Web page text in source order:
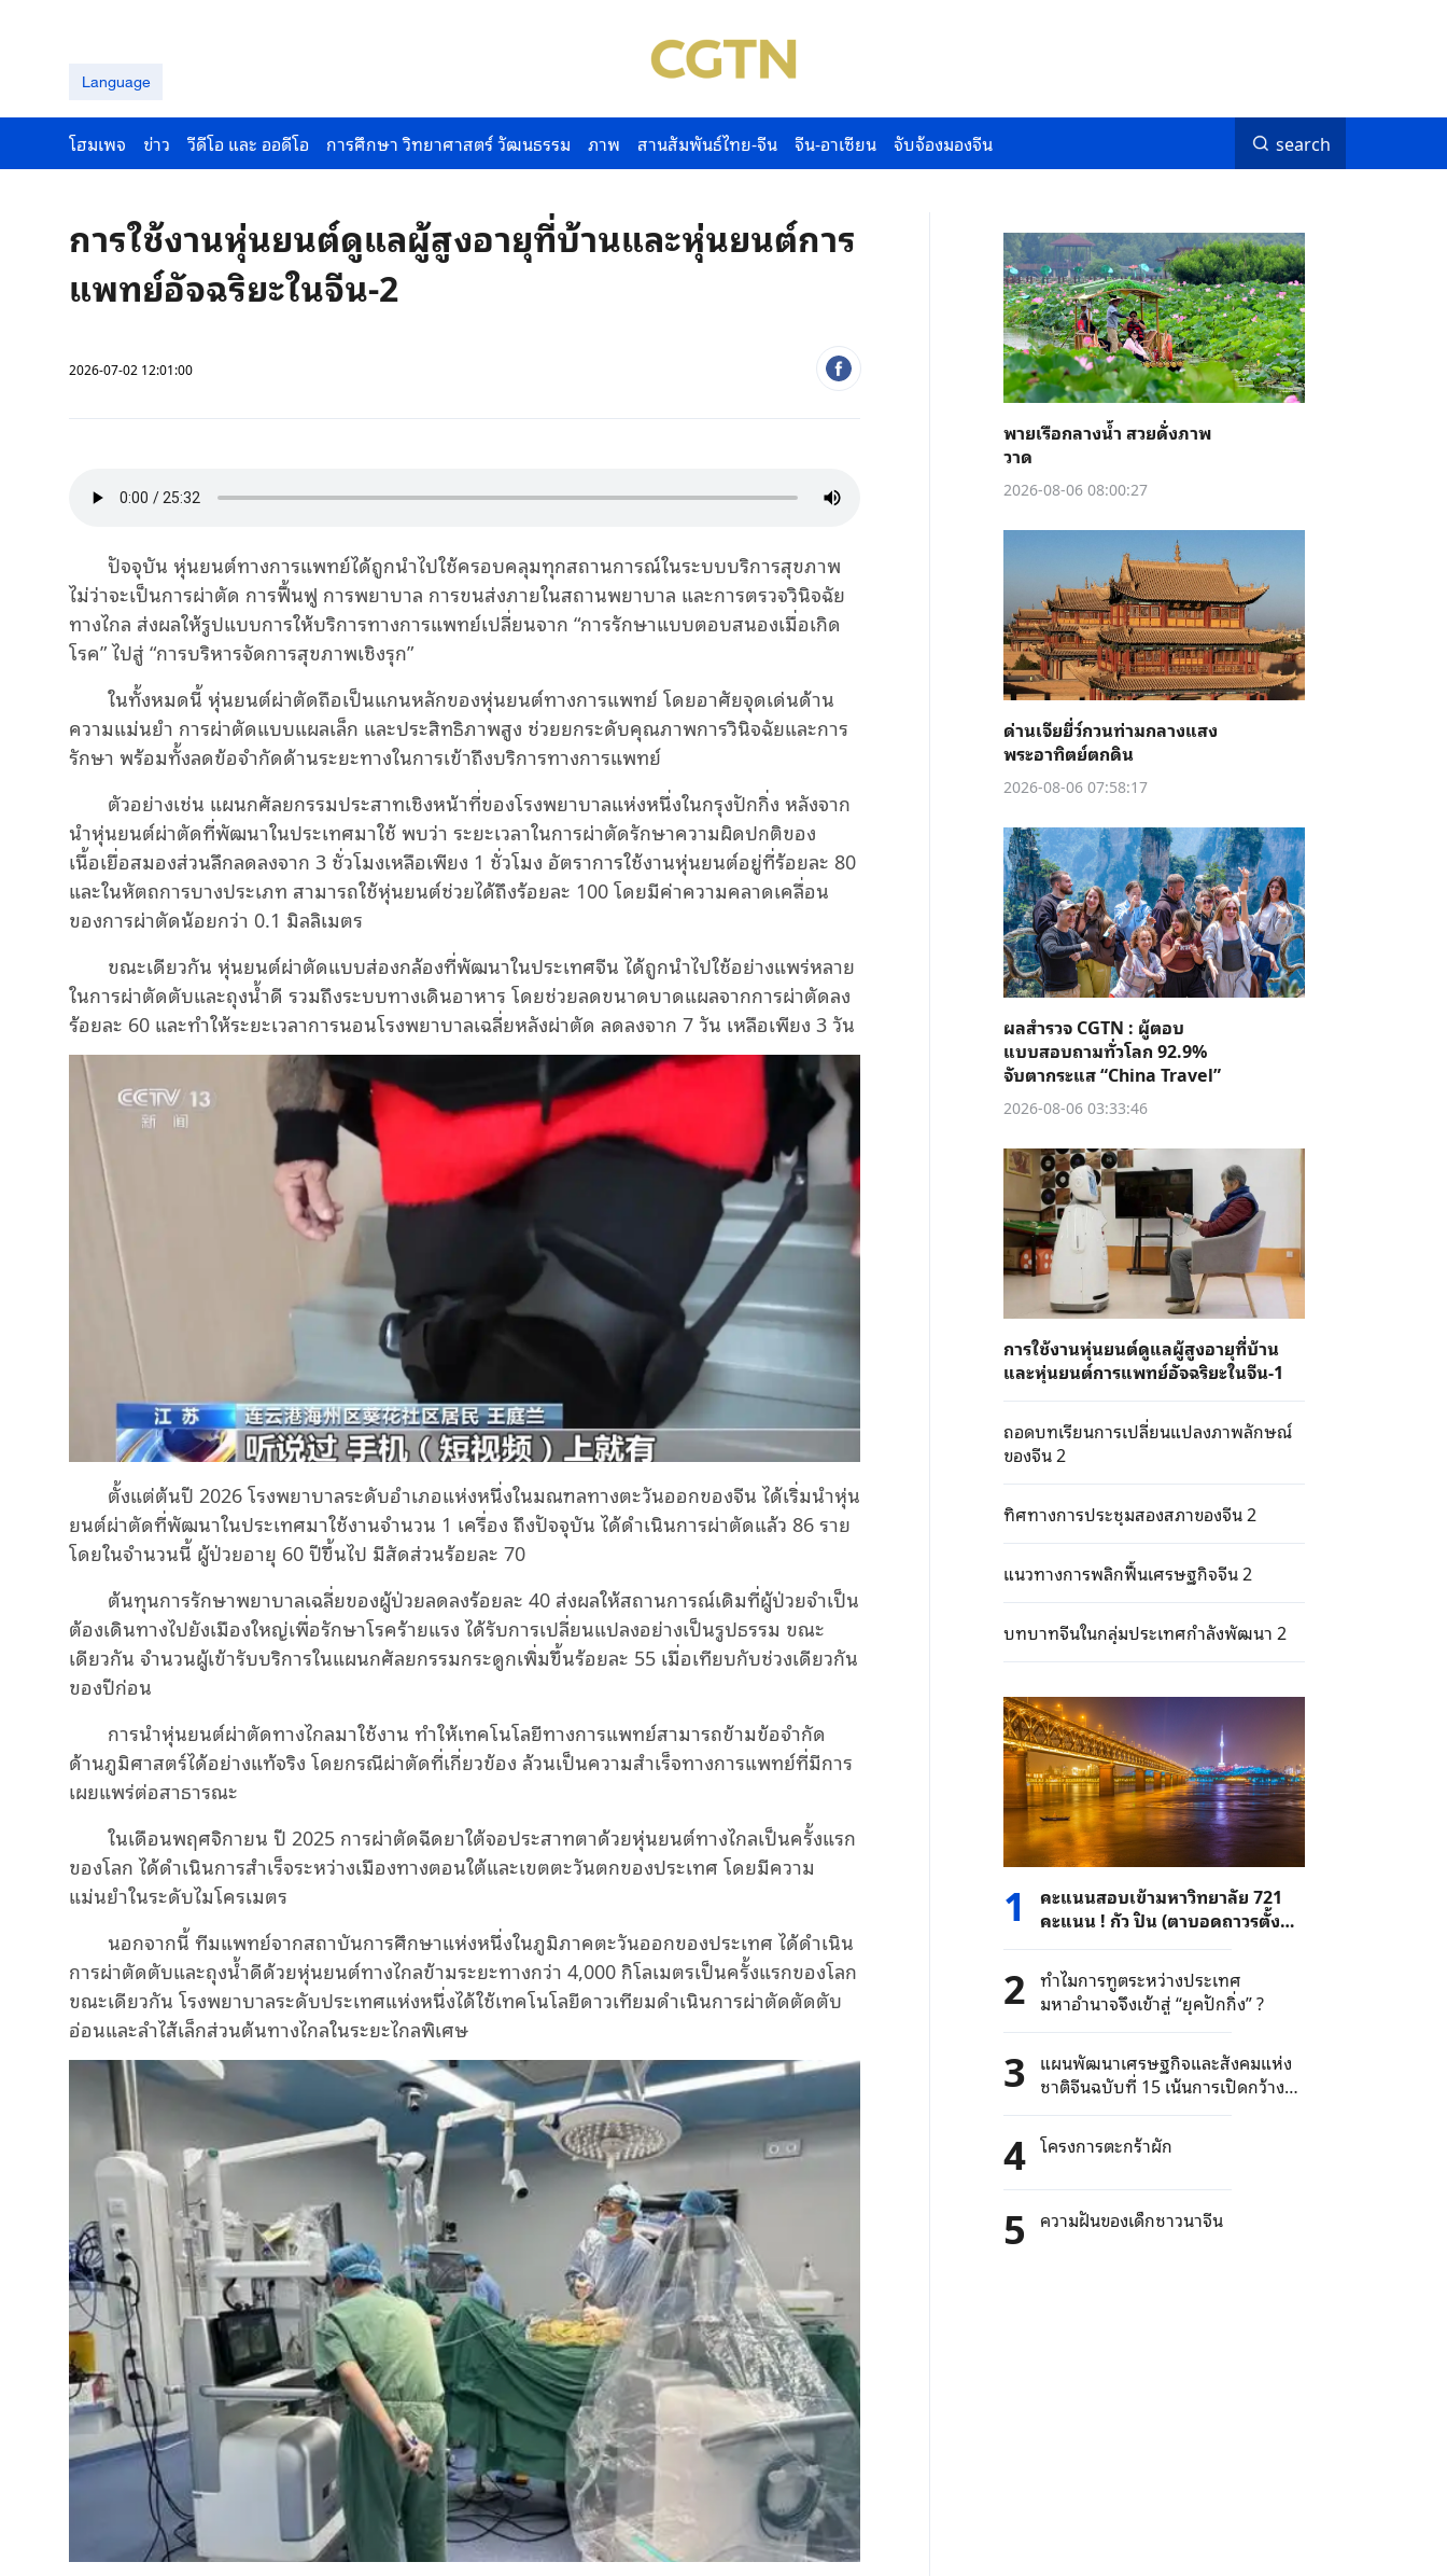
Language
โฮมเพจ ข่าว วีดีโอ และ ออดีโอ การศึกษา วิทยาศาสตร์ วัฒนธรรม ภาพ สานสัมพันธ์ไทย-จีน จีน-อาเซียน จับจ้องมองจีน search
การใช้งานหุ่นยนต์ดูแลผู้สูงอายุที่บ้านและหุ่นยนต์การ
แพทย์อัจฉริยะในจีน-2
2026-07-02 12:01:00
ปัจจุบัน หุ่นยนต์ทางการแพทย์ได้ถูกนำไปใช้ครอบคลุมทุกสถานการณ์ในระบบบริการสุขภาพ
ไม่ว่าจะเป็นการผ่าตัด การฟื้นฟู การพยาบาล การขนส่งภายในสถานพยาบาล และการตรวจวินิจฉัย
ทางไกล ส่งผลให้รูปแบบการให้บริการทางการแพทย์เปลี่ยนจาก “การรักษาแบบตอบสนองเมื่อเกิด
โรค” ไปสู่ “การบริหารจัดการสุขภาพเชิงรุก”
ในทั้งหมดนี้ หุ่นยนต์ผ่าตัดถือเป็นแกนหลักของหุ่นยนต์ทางการแพทย์ โดยอาศัยจุดเด่นด้าน
ความแม่นยำ การผ่าตัดแบบแผลเล็ก และประสิทธิภาพสูง ช่วยยกระดับคุณภาพการวินิจฉัยและการ
รักษา พร้อมทั้งลดข้อจำกัดด้านระยะทางในการเข้าถึงบริการทางการแพทย์
ตัวอย่างเช่น แผนกศัลยกรรมประสาทเชิงหน้าที่ของโรงพยาบาลแห่งหนึ่งในกรุงปักกิ่ง หลังจาก
นำหุ่นยนต์ผ่าตัดที่พัฒนาในประเทศมาใช้ พบว่า ระยะเวลาในการผ่าตัดรักษาความผิดปกติของ
เนื้อเยื่อสมองส่วนลึกลดลงจาก 3 ชั่วโมงเหลือเพียง 1 ชั่วโมง อัตราการใช้งานหุ่นยนต์อยู่ที่ร้อยละ 80
และในหัตถการบางประเภท สามารถใช้หุ่นยนต์ช่วยได้ถึงร้อยละ 100 โดยมีค่าความคลาดเคลื่อน
ของการผ่าตัดน้อยกว่า 0.1 มิลลิเมตร
ขณะเดียวกัน หุ่นยนต์ผ่าตัดแบบส่องกล้องที่พัฒนาในประเทศจีน ได้ถูกนำไปใช้อย่างแพร่หลาย
ในการผ่าตัดตับและถุงน้ำดี รวมถึงระบบทางเดินอาหาร โดยช่วยลดขนาดบาดแผลจากการผ่าตัดลง
ร้อยละ 60 และทำให้ระยะเวลาการนอนโรงพยาบาลเฉลี่ยหลังผ่าตัด ลดลงจาก 7 วัน เหลือเพียง 3 วัน
ตั้งแต่ต้นปี 2026 โรงพยาบาลระดับอำเภอแห่งหนึ่งในมณฑลทางตะวันออกของจีน ได้เริ่มนำหุ่น
ยนต์ผ่าตัดที่พัฒนาในประเทศมาใช้งานจำนวน 1 เครื่อง ถึงปัจจุบัน ได้ดำเนินการผ่าตัดแล้ว 86 ราย
โดยในจำนวนนี้ ผู้ป่วยอายุ 60 ปีขึ้นไป มีสัดส่วนร้อยละ 70
ต้นทุนการรักษาพยาบาลเฉลี่ยของผู้ป่วยลดลงร้อยละ 40 ส่งผลให้สถานการณ์เดิมที่ผู้ป่วยจำเป็น
ต้องเดินทางไปยังเมืองใหญ่เพื่อรักษาโรคร้ายแรง ได้รับการเปลี่ยนแปลงอย่างเป็นรูปธรรม ขณะ
เดียวกัน จำนวนผู้เข้ารับบริการในแผนกศัลยกรรมกระดูกเพิ่มขึ้นร้อยละ 55 เมื่อเทียบกับช่วงเดียวกัน
ของปีก่อน
การนำหุ่นยนต์ผ่าตัดทางไกลมาใช้งาน ทำให้เทคโนโลยีทางการแพทย์สามารถข้ามข้อจำกัด
ด้านภูมิศาสตร์ได้อย่างแท้จริง โดยกรณีผ่าตัดที่เกี่ยวข้อง ล้วนเป็นความสำเร็จทางการแพทย์ที่มีการ
เผยแพร่ต่อสาธารณะ
ในเดือนพฤศจิกายน ปี 2025 การผ่าตัดฉีดยาใต้จอประสาทตาด้วยหุ่นยนต์ทางไกลเป็นครั้งแรก
ของโลก ได้ดำเนินการสำเร็จระหว่างเมืองทางตอนใต้และเขตตะวันตกของประเทศ โดยมีความ
แม่นยำในระดับไมโครเมตร
นอกจากนี้ ทีมแพทย์จากสถาบันการศึกษาแห่งหนึ่งในภูมิภาคตะวันออกของประเทศ ได้ดำเนิน
การผ่าตัดตับและถุงน้ำดีด้วยหุ่นยนต์ทางไกลข้ามระยะทางกว่า 4,000 กิโลเมตรเป็นครั้งแรกของโลก
ขณะเดียวกัน โรงพยาบาลระดับประเทศแห่งหนึ่งได้ใช้เทคโนโลยีดาวเทียมดำเนินการผ่าตัดตัดตับ
อ่อนและลำไส้เล็กส่วนต้นทางไกลในระยะไกลพิเศษ
พายเรือกลางน้ำ สวยดั่งภาพ
วาด
2026-08-06 08:00:27
ด่านเจียยี่ว์กวนท่ามกลางแสง
พระอาทิตย์ตกดิน
2026-08-06 07:58:17
ผลสำรวจ CGTN : ผู้ตอบ
แบบสอบถามทั่วโลก 92.9%
จับตากระแส “China Travel”
2026-08-06 03:33:46
การใช้งานหุ่นยนต์ดูแลผู้สูงอายุที่บ้าน
และหุ่นยนต์การแพทย์อัจฉริยะในจีน-1
ถอดบทเรียนการเปลี่ยนแปลงภาพลักษณ์
ของจีน 2
ทิศทางการประชุมสองสภาของจีน 2
แนวทางการพลิกฟื้นเศรษฐกิจจีน 2
บทบาทจีนในกลุ่มประเทศกำลังพัฒนา 2
1
คะแนนสอบเข้ามหาวิทยาลัย 721
คะแนน ! กัว ปิน (ตาบอดถาวรตั้งแต่
อายุ 6 ขวบ) สอบเข้ามหาวิทยาลัยได้
2 ทำไมการทูตระหว่างประเทศ
มหาอำนาจจึงเข้าสู่ “ยุคปักกิ่ง” ?
3 แผนพัฒนาเศรษฐกิจและสังคมแห่ง
ชาติจีนฉบับที่ 15 เน้นการเปิดกว้าง
ร่วมแบ่งปันโอกาสพัฒนากับทั่วโลก
4 โครงการตะกร้าผัก
5 ความฝันของเด็กชาวนาจีน